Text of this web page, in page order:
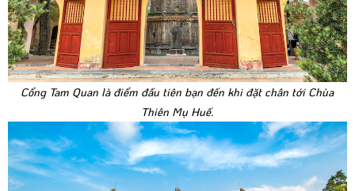
Cổng Tam Quan là điểm đầu tiên bạn đến khi đặt chân tới Chùa
Thiên Mụ Huế.